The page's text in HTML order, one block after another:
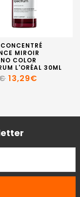
MIROIR
COLOR
L'ORÉAL 30ML
13,29€